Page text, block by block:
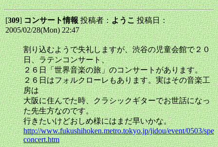
[309]コンサート情報投稿者：ようこ投稿日：
2005/02/28(Mon) 22:47
割り込むようで失礼しますが、渋谷の児童会館で２０
日、ラテンコンサート、
２６日「世界音楽の旅」のコンサートがあります。
２６日はフォルクローレもあります。実はその音楽工
房は
大阪に住んでた時、クラシックギターでお世話になっ
た先生方なのです。
行きたいけどおしめ様にはまだ早いかな。
http://www.fukushihoken.metro.tokyo.jp/jidou/event/0503/spe
concert.htm